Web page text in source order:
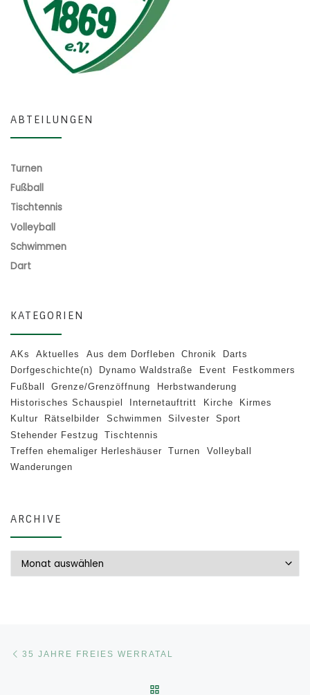
ABTEILUNGEN
Turnen
Fußball
Tischtennis
Volleyball
Schwimmen
Dart
KATEGORIEN
AKs Aktuelles Aus dem Dorfleben Chronik
Darts
Dorfgeschichte(n)
Dynamo Waldstraße Event
Festkommers
Fußball
Grenze/Grenzöffnung
Herbstwanderung
Historisches Schauspiel
Internetauftritt Kirche
Kirmes
Kultur
Rätselbilder Schwimmen Silvester
Sport
Stehender Festzug
Tischtennis
Treffen ehemaliger Herleshäuser
Turnen
Volleyball
Wanderungen
ARCHIVE
Beitragsnavigation
35 JAHRE FREIES WERRATAL